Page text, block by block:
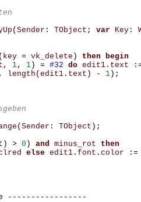
( Sender : TObject ; var Key :
( key = vk_delete ) then begin
, 1, 1 ) = #32 do edit1 . text
, length ( edit1 . text ) - 1 );
( Sender : TObject );
) > 0 ) and minus_rot
then
else edit1 . font . color
:=
-----------------